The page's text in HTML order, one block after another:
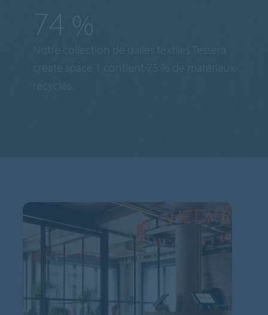
75 %
Notre collection de dalles textiles Tessera
create space 1 contient 75 % de matériaux
recyclés.